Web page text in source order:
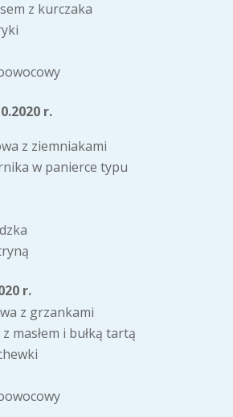
z kurczaka
r.
z ziemniakami
w panierce typu
r.
z grzankami
masłem i bułką tartą